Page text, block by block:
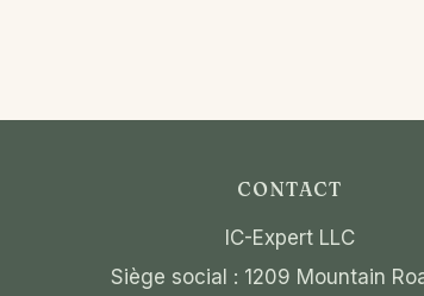
CONTACT
IC-Expert LLC
Siège social : 1209 Mountain